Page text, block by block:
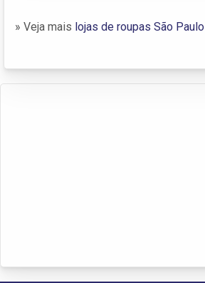
» Veja mais lojas de roupas São Paulo